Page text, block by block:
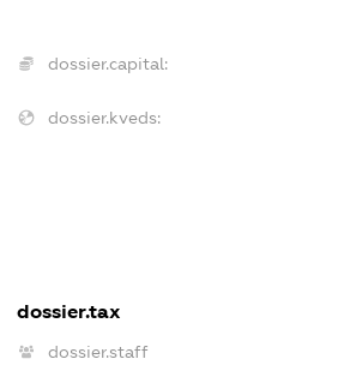
dossier.capital:
dossier.kveds:
dossier.tax
dossier.staff